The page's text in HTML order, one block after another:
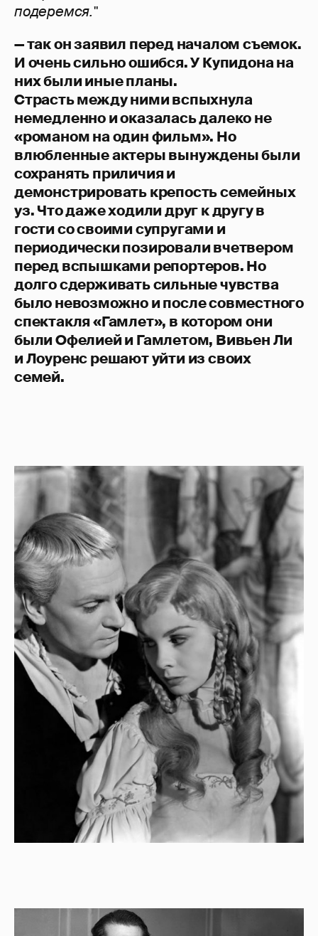
подеремся."
— так он заявил перед началом съемок.
И очень сильно ошибся. У Купидона на
них были иные планы.
Страсть между ними вспыхнула
немедленно и оказалась далеко не
«романом на один фильм». Но
влюбленные актеры вынуждены были
сохранять приличия и
демонстрировать крепость семейных
уз. Что даже ходили друг к другу в
гости со своими супругами и
периодически позировали вчетвером
перед вспышками репортеров. Но
долго сдерживать сильные чувства
было невозможно и после совместного
спектакля «Гамлет», в котором они
были Офелией и Гамлетом, Вивьен Ли
и Лоуренс решают уйти из своих
семей.